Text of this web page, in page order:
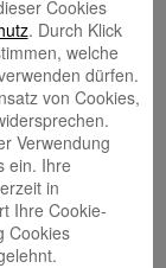
Cookies
. Durch Klick
welche
dürfen.
von Cookies,
Verwendung
ein. Ihre
in
Ihre Cookie-
Cookies